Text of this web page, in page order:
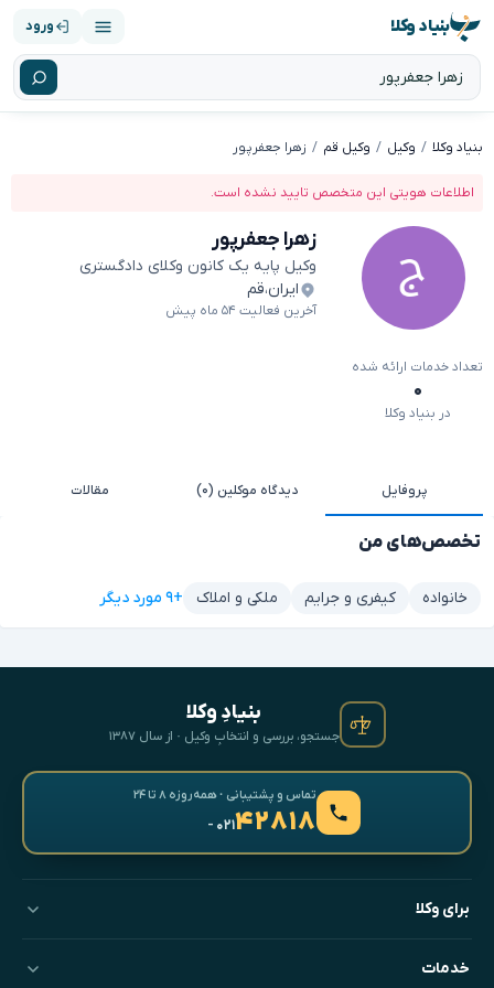
بنیاد وکلا ورود
بنیاد وکلا وکیل وکیل قم زهرا جعفرپور
اطلاعات هویتی این متخصص تایید نشده است.
زهرا جعفرپور
وکیل پایه یک کانون وکلای دادگستری
ایران،قم
آخرین فعالیت ۵۴ ماه پیش
تعداد خدمات ارائه شده
۰
در بنیاد وکلا
پروفایل دیدگاه موکلین (۰) مقالات
تخصص‌های من
خانواده کیفری و جرایم ملکی و املاک +۹ مورد دیگر
بنیادِ وکلا
جستجو، بررسی و انتخابِ وکیل · از سال ۱۳۸۷
تماس و پشتیبانی · همه‌روزه ۸ تا ۲۴
۴۲۸۱۸- ۰۲۱
برای وکلا
خدمات